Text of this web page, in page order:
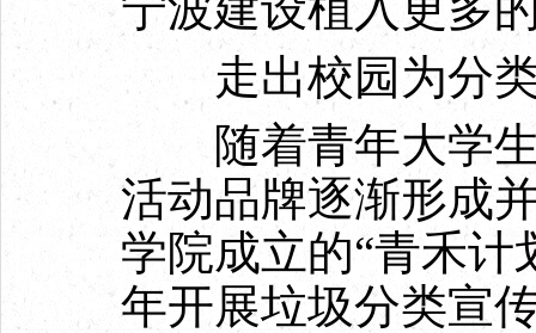
走出校园为分类
随着青年大学生
活动品牌逐渐形成
学院成立的“青禾计
年开展垃圾分类宣